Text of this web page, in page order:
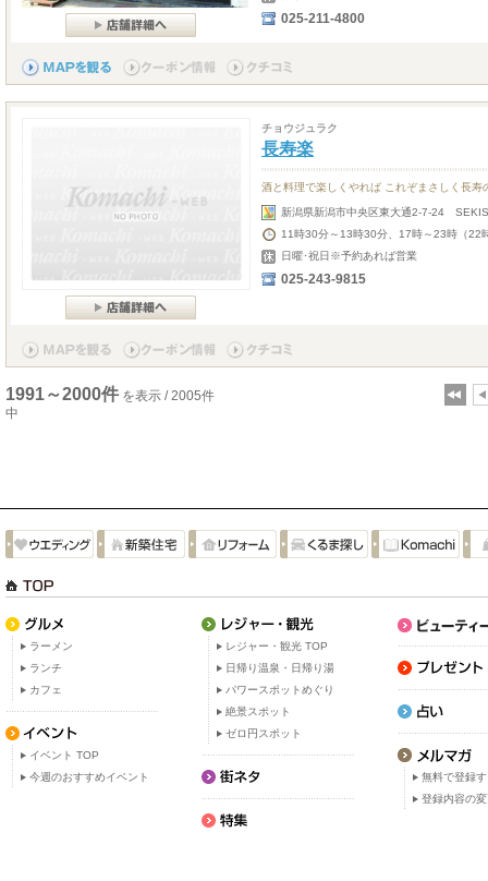
025-211-4800
チョウジュラク
長寿楽
酒と料理で楽しくやれば これぞまさしく長寿
新潟県新潟市中央区東大通2-7-24
11時30分～13時30分、17時～23時（22
日曜･祝日※予約あれば営業
025-243-9815
1991～2000件 を表示 / 2005件
中
ラーメン
ランチ
カフェ
イベント TOP
今週のおすすめイベント
レジャー・観光 TOP
日帰り温泉・日帰り湯
パワースポットめぐり
絶景スポット
ゼロ円スポット
無料で登録
登録内容の